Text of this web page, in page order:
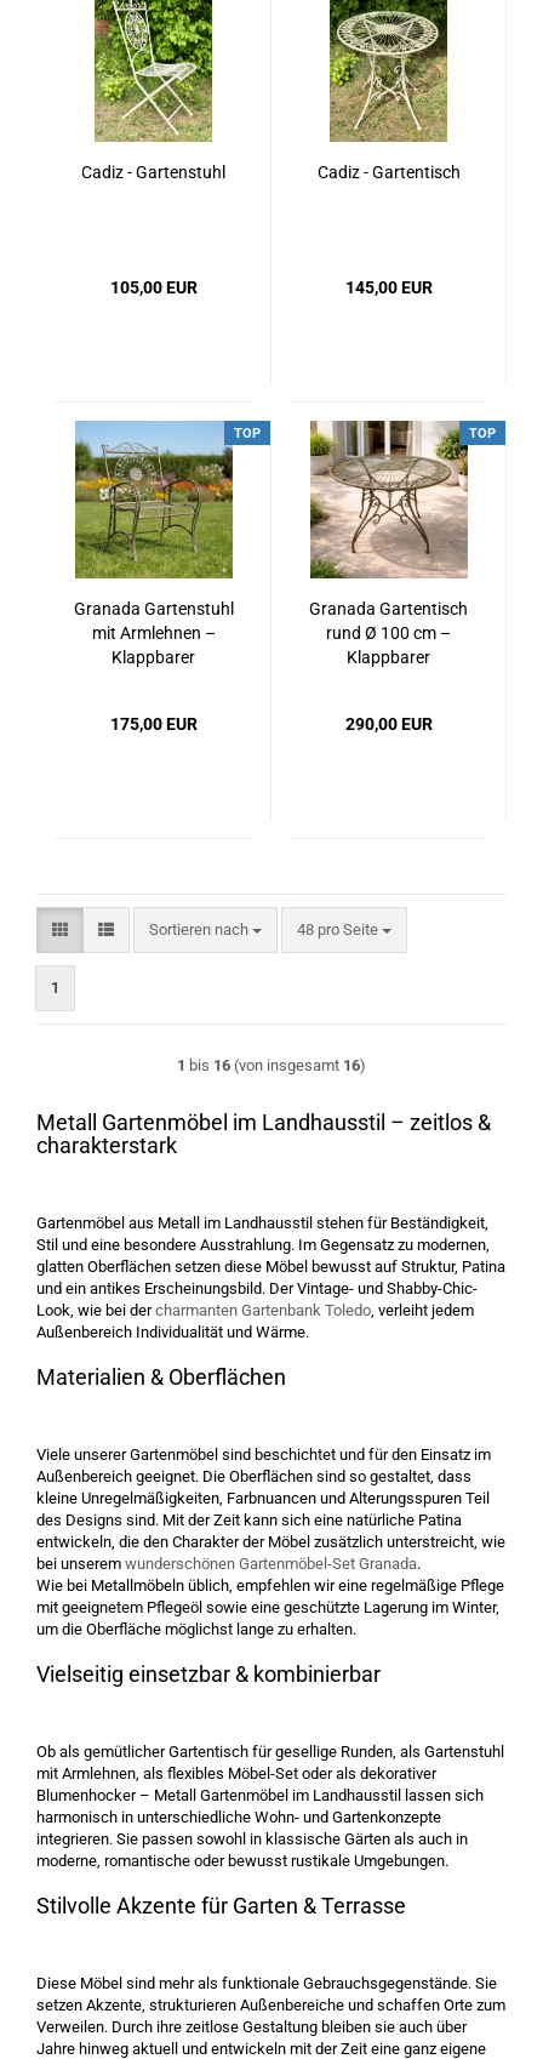
Cadiz - Gartenstuhl
105,00 EUR
Cadiz - Gartentisch
145,00 EUR
TOP
Granada Gartenstuhl
mit Armlehnen –
Klappbarer
175,00 EUR
TOP
Granada Gartentisch
rund Ø 100 cm –
Klappbarer
290,00 EUR
Sortieren nach
Sortieren nach 48 pro Seite
pro Seite
1
1 bis 16 (von insgesamt 16)
Metall Gartenmöbel im Landhausstil – zeitlos &
charakterstark
Gartenmöbel aus Metall im Landhausstil stehen für Beständigkeit,
Stil und eine besondere Ausstrahlung. Im Gegensatz zu modernen,
glatten Oberflächen setzen diese Möbel bewusst auf Struktur, Patina
und ein antikes Erscheinungsbild. Der Vintage- und Shabby-Chic-
Look, wie bei dercharmanten Gartenbank Toledo, verleiht jedem
Außenbereich Individualität und Wärme.
Materialien & Oberflächen
Viele unserer Gartenmöbel sind beschichtet und für den Einsatz im
Außenbereich geeignet. Die Oberflächen sind so gestaltet, dass
kleine Unregelmäßigkeiten, Farbnuancen und Alterungsspuren Teil
des Designs sind. Mit der Zeit kann sich eine natürliche Patina
entwickeln, die den Charakter der Möbel zusätzlich unterstreicht, wie
bei unserem wunderschönen Gartenmöbel-Set Granada.
Wie bei Metallmöbeln üblich, empfehlen wir eine regelmäßige Pflege
mit geeignetem Pflegeöl sowie eine geschützte Lagerung im Winter,
um die Oberfläche möglichst lange zu erhalten.
Vielseitig einsetzbar & kombinierbar
Ob als gemütlicher Gartentisch für gesellige Runden, als Gartenstuhl
mit Armlehnen, als flexibles Möbel-Set oder als dekorativer
Blumenhocker – Metall Gartenmöbel im Landhausstil lassen sich
harmonisch in unterschiedliche Wohn- und Gartenkonzepte
integrieren. Sie passen sowohl in klassische Gärten als auch in
moderne, romantische oder bewusst rustikale Umgebungen.
Stilvolle Akzente für Garten & Terrasse
Diese Möbel sind mehr als funktionale Gebrauchsgegenstände. Sie
setzen Akzente, strukturieren Außenbereiche und schaffen Orte zum
Verweilen. Durch ihre zeitlose Gestaltung bleiben sie auch über
Jahre hinweg aktuell und entwickeln mit der Zeit eine ganz eigene